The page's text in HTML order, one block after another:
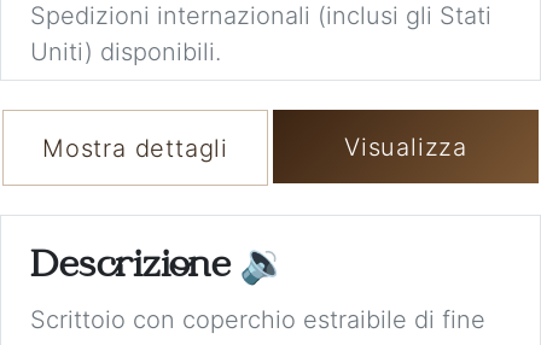
Spedizioni internazionali (inclusi gli Stati
Uniti) disponibili.
Mostra dettagli Visualizza
Descrizione 🔉
Scrittoio con coperchio estraibile di fine